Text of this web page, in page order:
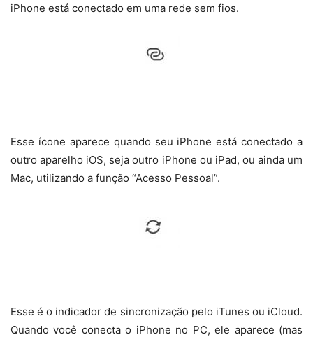
iPhone está conectado em uma rede sem fios.
Esse ícone aparece quando seu iPhone está conectado a
outro aparelho iOS, seja outro iPhone ou iPad, ou ainda um
Mac, utilizando a função “Acesso Pessoal”.
Esse é o indicador de sincronização pelo iTunes ou iCloud.
Quando você conecta o iPhone no PC, ele aparece (mas